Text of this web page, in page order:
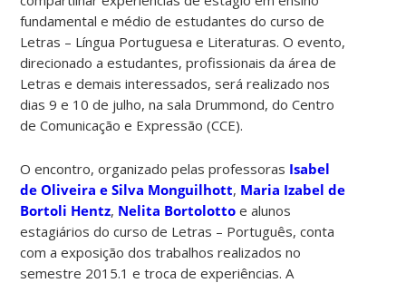
fundamental e médio de estudantes do curso de
Letras – Língua Portuguesa e Literaturas. O evento,
direcionado a estudantes, profissionais da área de
Letras e demais interessados, será realizado nos
dias 9 e 10 de julho, na sala Drummond, do Centro
de Comunicação e Expressão (CCE).
O encontro, organizado pelas professoras Isabel
de Oliveira e Silva Monguilhott, Maria Izabel de
Bortoli Hentz, Nelita Bortolotto e alunos
estagiários do curso de Letras – Português, conta
com a exposição dos trabalhos realizados no
semestre 2015.1 e troca de experiências. A